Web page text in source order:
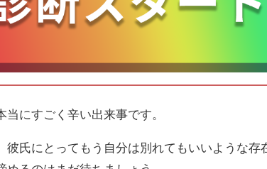
にすごく辛い出来事です。
彼氏にとってもう自分は別れてもいいような存